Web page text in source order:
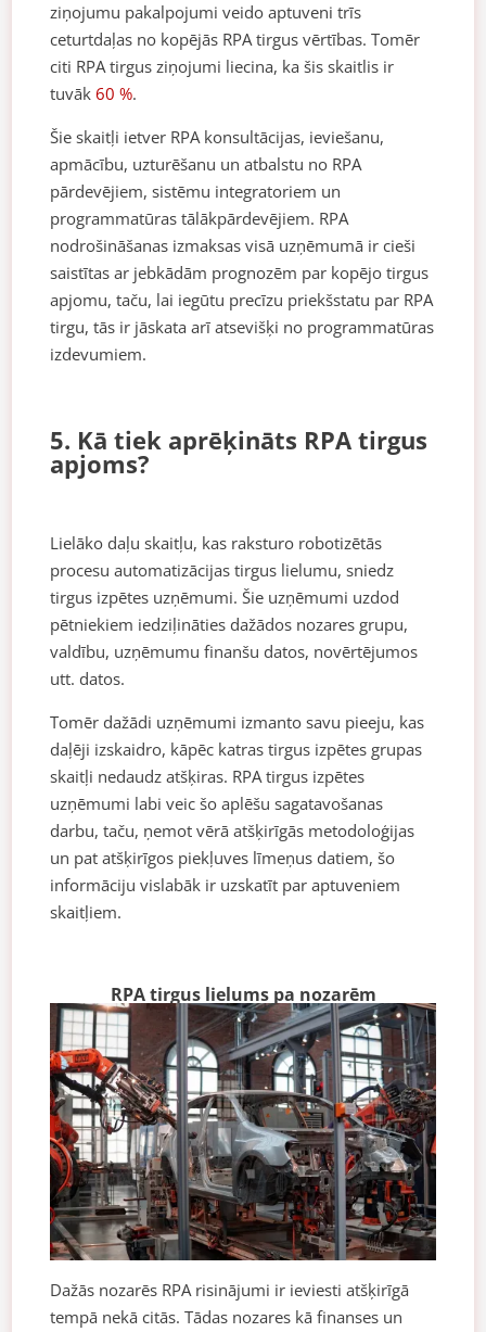
ziņojumu pakalpojumi veido aptuveni trīs
ceturtdaļas no kopējās RPA tirgus vērtības. Tomēr
citi RPA tirgus ziņojumi liecina, ka šis skaitlis ir
tuvāk60 %.
Šie skaitļi ietver RPA konsultācijas, ieviešanu,
apmācību, uzturēšanu un atbalstu no RPA
pārdevējiem, sistēmu integratoriem un
programmatūras tālākpārdevējiem. RPA
nodrošināšanas izmaksas visā uzņēmumā ir cieši
saistītas ar jebkādām prognozēm par kopējo tirgus
apjomu, taču, lai iegūtu precīzu priekšstatu par RPA
tirgu, tās ir jāskata arī atsevišķi no programmatūras
izdevumiem.
5. Kā tiek aprēķināts RPA tirgus
apjoms?
Lielāko daļu skaitļu, kas raksturo robotizētās
procesu automatizācijas tirgus lielumu, sniedz
tirgus izpētes uzņēmumi. Šie uzņēmumi uzdod
pētniekiem iedziļināties dažādos nozares grupu,
valdību, uzņēmumu finanšu datos, novērtējumos
utt. datos.
Tomēr dažādi uzņēmumi izmanto savu pieeju, kas
daļēji izskaidro, kāpēc katras tirgus izpētes grupas
skaitļi nedaudz atšķiras. RPA tirgus izpētes
uzņēmumi labi veic šo aplēšu sagatavošanas
darbu, taču, ņemot vērā atšķirīgās metodoloģijas
un pat atšķirīgos piekļuves līmeņus datiem, šo
informāciju vislabāk ir uzskatīt par aptuveniem
skaitļiem.
RPA tirgus lielums pa nozarēm
Dažās nozarēs RPA risinājumi ir ieviesti atšķirīgā
tempā nekā citās. Tādas nozares kā finanses un